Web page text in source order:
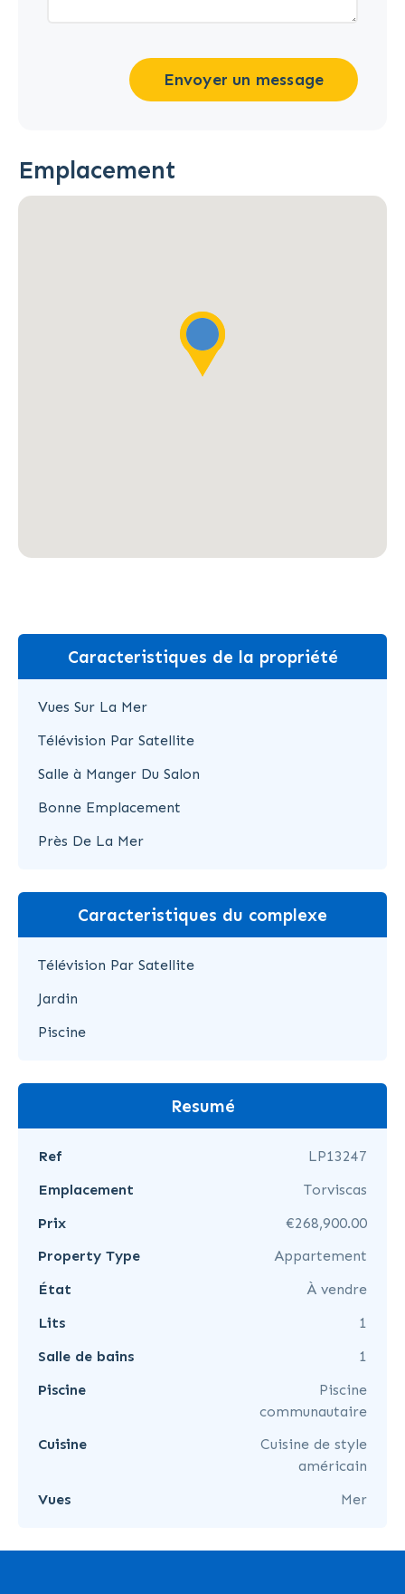
Envoyer un message
Emplacement
Caracteristiques de la propriété
Vues Sur La Mer
Télévision Par Satellite
Salle à Manger Du Salon
Bonne Emplacement
Près De La Mer
Caracteristiques du complexe
Télévision Par Satellite
Jardin
Piscine
Resumé
Ref
LP13247
Emplacement
Torviscas
Prix
€268,900.00
Property Type
Appartement
État
À vendre
Lits
1
Salle de bains
1
Piscine
Piscine
communautaire
Cuisine
Cuisine de style
américain
Vues
Mer